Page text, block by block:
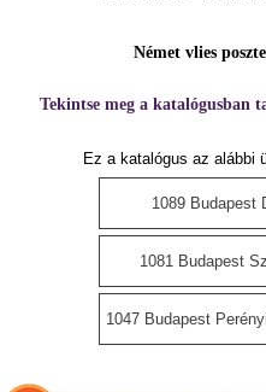
Német vlies
Tekintse meg a katalógusban
Ez a katalógus az alábbi
1089 Budapest
1081 Budapest
1047 Budapest